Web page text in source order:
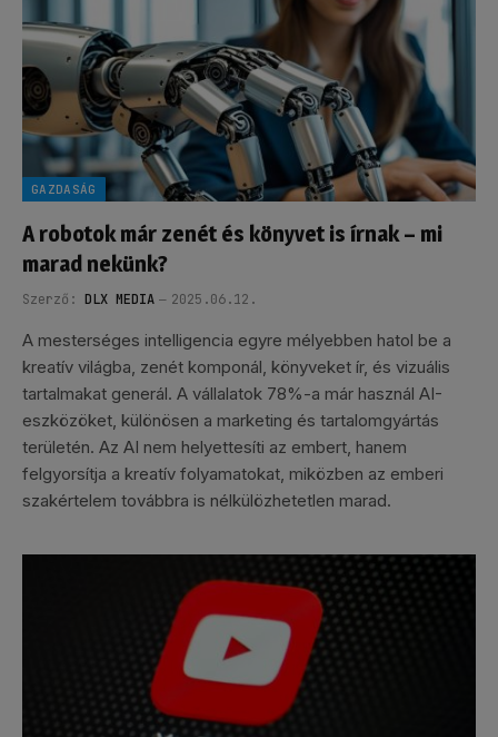
GAZDASÁG
A robotok már zenét és könyvet is írnak – mi
marad nekünk?
Szerző: DLX MEDIA 2025.06.12.
A mesterséges intelligencia egyre mélyebben hatol be a
kreatív világba, zenét komponál, könyveket ír, és vizuális
tartalmakat generál. A vállalatok 78%-a már használ AI-
eszközöket, különösen a marketing és tartalomgyártás
területén. Az AI nem helyettesíti az embert, hanem
felgyorsítja a kreatív folyamatokat, miközben az emberi
szakértelem továbbra is nélkülözhetetlen marad.